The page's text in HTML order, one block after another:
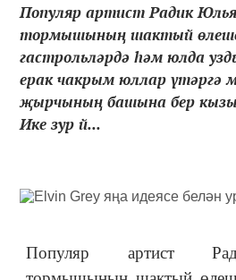
Популяр артист Радик
тормышының шактый
гастрольләрдә һәм юлда
ерак чакрым юллар үтәргә
җырчының башына бер
Ике зур й...
Популяр артист